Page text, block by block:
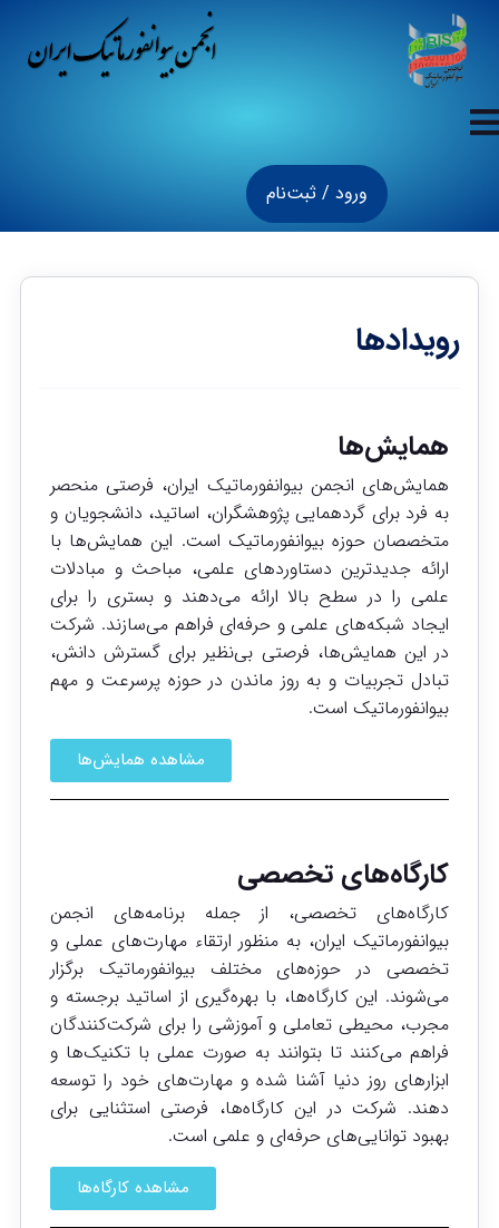
ورود / ثبت‌نام
رویدادها
همایش‌ها
همایش‌های انجمن بیوانفورماتیک ایران، فرصتی منحصر
به فرد برای گردهمایی پژوهشگران، اساتید، دانشجویان و
متخصصان حوزه بیوانفورماتیک است. این همایش‌ها با
ارائه جدیدترین دستاوردهای علمی، مباحث و مبادلات
علمی را در سطح بالا ارائه می‌دهند و بستری را برای
ایجاد شبکه‌های علمی و حرفه‌ای فراهم می‌سازند. شرکت
در این همایش‌ها، فرصتی بی‌نظیر برای گسترش دانش،
تبادل تجربیات و به روز ماندن در حوزه پرسرعت و مهم
بیوانفورماتیک است.
مشاهده همایش‌ها
کارگاه‌های تخصصی
کارگاه‌های تخصصی، از جمله برنامه‌های انجمن
بیوانفورماتیک ایران، به منظور ارتقاء مهارت‌های عملی و
تخصصی در حوزه‌های مختلف بیوانفورماتیک برگزار
می‌شوند. این کارگاه‌ها، با بهره‌گیری از اساتید برجسته و
مجرب، محیطی تعاملی و آموزشی را برای شرکت‌کنندگان
فراهم می‌کنند تا بتوانند به صورت عملی با تکنیک‌ها و
ابزارهای روز دنیا آشنا شده و مهارت‌های خود را توسعه
دهند. شرکت در این کارگاه‌ها، فرصتی استثنایی برای
بهبود توانایی‌های حرفه‌ای و علمی است.
مشاهده کارگاه‌ها